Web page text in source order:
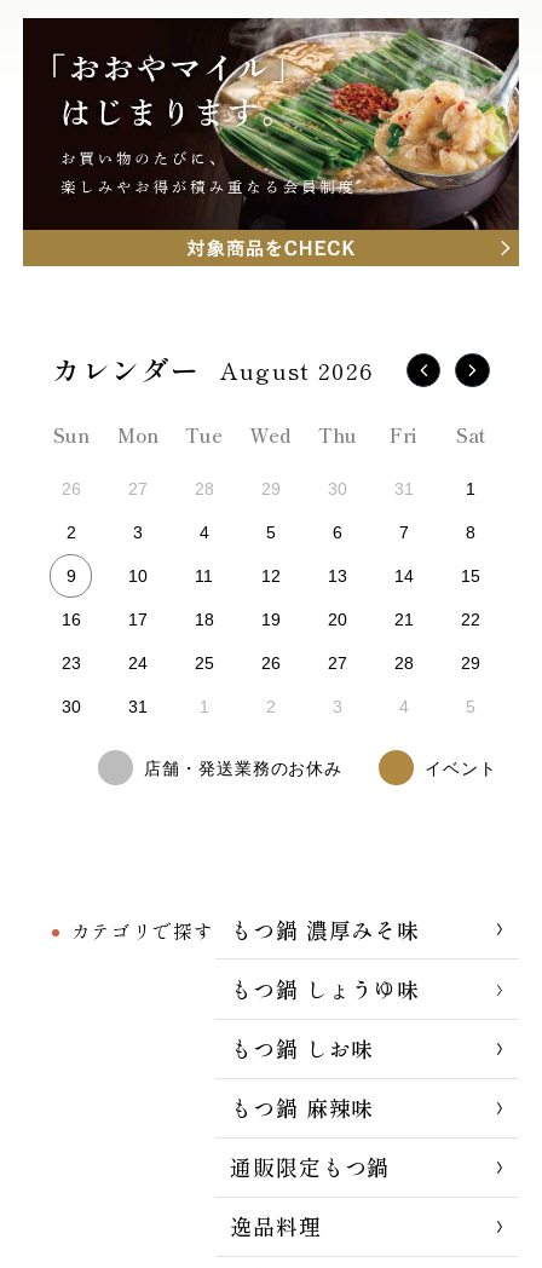
カテゴリで探す
もつ鍋 濃厚みそ味
もつ鍋 しょうゆ味
もつ鍋 しお味
もつ鍋 麻辣味
通販限定もつ鍋
逸品料理
August 2026
Sun Mon Tue Wed Thu Fri Sat
26 27 28 29 30 31 1
2 3 4 5 6 7 8
9 10 11 12 13 14 15
16 17 18 19 20 21 22
23 24 25 26 27 28 29
30 31 1 2 3 4 5
店舗・発送業務のお休み イベント